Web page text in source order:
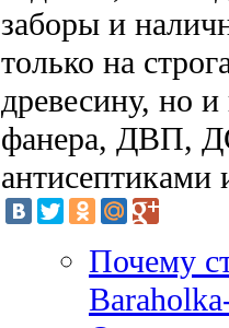
заборы и
только на
древесину, но
фанера, ДВП,
Почему